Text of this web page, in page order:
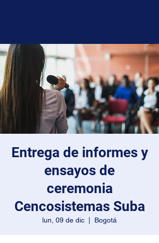
Entrega de informes y
ensayos de
ceremonia
Cencosistemas Suba
lun, 09 de dic Bogotá